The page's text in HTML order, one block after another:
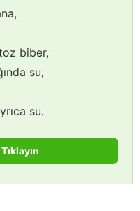
toz biber,
su,
su.